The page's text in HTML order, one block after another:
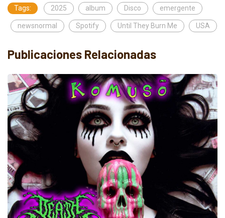
Tags: 2025 album Disco emergente
newsnormal Spotify Until They Burn Me USA
Publicaciones Relacionadas